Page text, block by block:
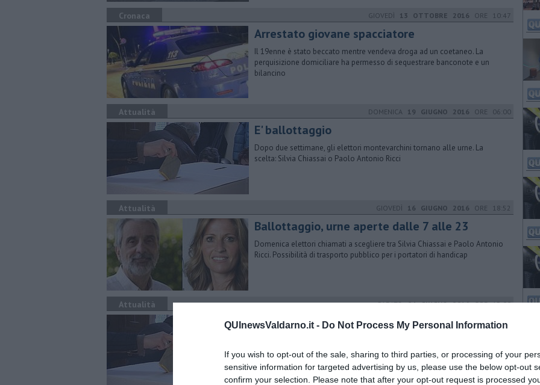
QUInewsValdarno.it - Do Not Process My Personal Information
If you wish to opt-out of the sale, sharing to third parties, or processing of your
sensitive information for targeted advertising by us, please use the below opt-out
confirm your selection. Please note that after your opt-out request is processed
Cronaca GIOVEDÌ 13 OTTOBRE 2016 ORE 10:47
Arrestato giovane spacciatore
Il 19enne è stato beccato mentre vendeva droga ad un coetaneo. La
perquisizione domiciliare ha permesso di sequestrare banconote e un
bilancino
Attualità DOMENICA 19 GIUGNO 2016 ORE 06:00
E' ballottaggio
Dopo due settimane, gli elettori montevarchini tornano alle urne. La
scelta: Silvia Chiassai o Paolo Antonio Ricci
Attualità GIOVEDÌ 16 GIUGNO 2016 ORE 18:52
Ballottaggio, urne aperte dalle 7 alle 23
Domenica elettori chiamati a scegliere tra Silvia Chiassai e Paolo Antonio
Ricci. Possibilità di trasporto pubblico per i portatori di handicap
Attualità SABATO04 GIUGNO 2016ORE 15:00
Elezioni, seggi e informazioni utili
presso il Distretto Socio Sanitario dalle 10 alle 12